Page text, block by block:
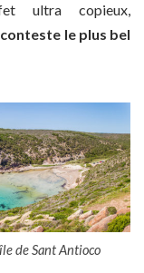
ultra copieux,
conteste le plus bel
de Sant Antioco